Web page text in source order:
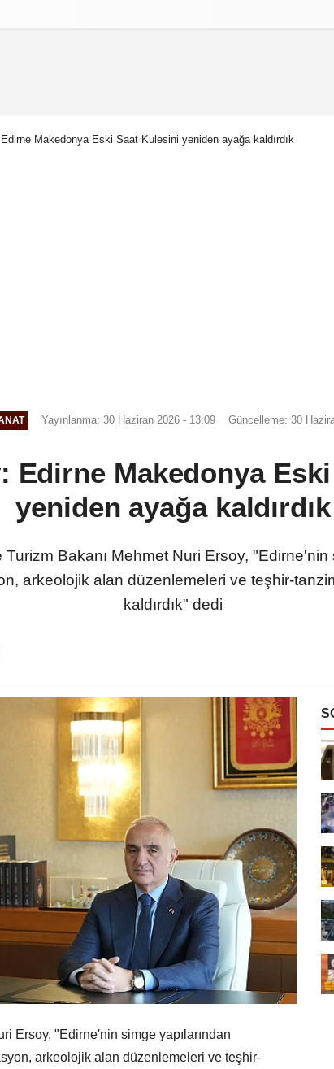
Makedonya Eski Saat Kulesini yeniden ayağa kaldırdık
Yayınlanma: 30 Haziran 2026 - 13:09 Güncelleme: 30
Edirne Makedonya
yeniden ayağa kaldırdık
Bakanı Mehmet Nuri Ersoy, "Edirne'nin
arkeolojik alan düzenlemeleri ve teşhir-
kaldırdık" dedi
Ersoy, "Edirne'nin simge yapılarından
arkeolojik alan düzenlemeleri ve teşhir-